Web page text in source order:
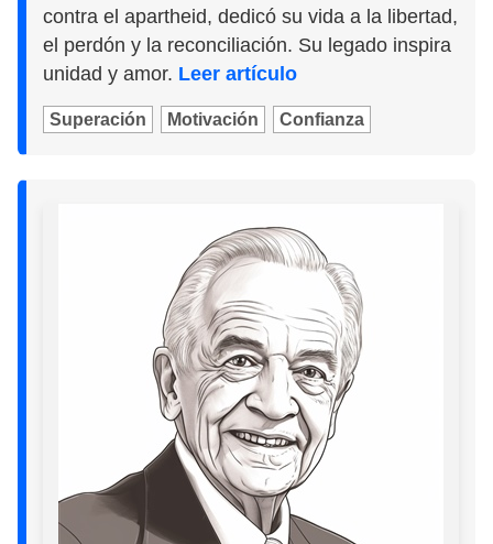
contra el apartheid, dedicó su vida a la libertad,
el perdón y la reconciliación. Su legado inspira
unidad y amor. Leer artículo
Superación Motivación Confianza